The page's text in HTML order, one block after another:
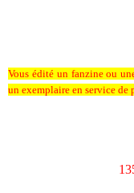
Vous édité un fanzine ou
un exemplaire en service de